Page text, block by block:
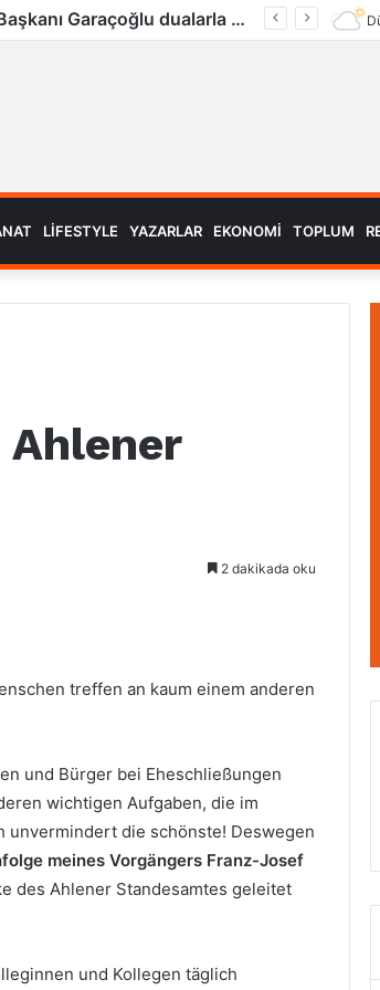
UID Köln Bölge Başkanı Garaçoğlu dualarla son yolculuğuna uğurlandı
LIFESTYLE YAZARLAR EKONOMI TOPLUM
2 dakikada oku
treffen an kaum einem anderen
und Bürger bei Eheschließungen
wichtigen Aufgaben, die im
unvermindert die schönste! Deswegen
meines Vorgängers Franz-Josef
des Ahlener Standesamtes geleitet
und Kollegen täglich